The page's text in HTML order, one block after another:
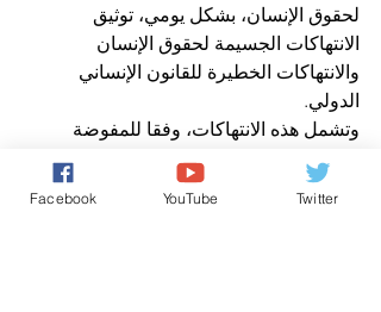
لحقوق الإنسان، بشكل يومي، توثيق
الانتهاكات الجسيمة لحقوق الإنسان
والانتهاكات الخطيرة للقانون الإنساني
الدولي.
وتشمل هذه الانتهاكات، وفقا للمفوضة
السامية، "القمع ضد المتظاهرين والهجمات
ضد المدنيين التي قد ترقى إلى جرائم ضد
Facebook YouTube Twitter